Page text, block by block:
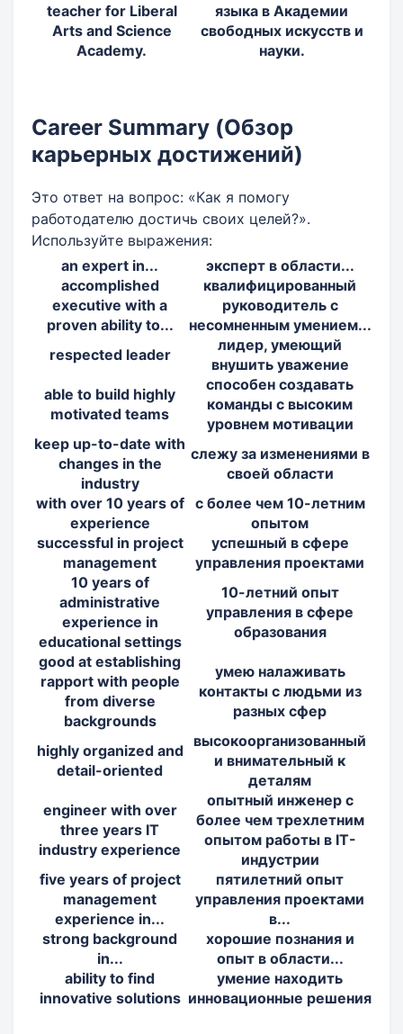
teacher for Liberal
Arts and Science
Academy.
языка в Академии
свободных искусств и
науки.
Career Summary (Обзор
карьерных достижений)
Это ответ на вопрос: «Как я помогу
работодателю достичь своих целей?».
Используйте выражения:
an expert in...
эксперт в области...
accomplished
executive with a
proven ability to...
квалифицированный
руководитель с
несомненным умением...
respected leader
лидер, умеющий
внушить уважение
able to build highly
motivated teams
способен создавать
команды с высоким
уровнем мотивации
keep up-to-date with
changes in the
industry
слежу за изменениями в
своей области
with over 10 years of
experience
с более чем 10-летним
опытом
successful in project
management
успешный в сфере
управления проектами
10 years of
administrative
experience in
educational settings
10-летний опыт
управления в сфере
образования
good at establishing
rapport with people
from diverse
backgrounds
умею налаживать
контакты с людьми из
разных сфер
highly organized and
detail-oriented
высокоорганизованный
и внимательный к
деталям
engineer with over
three years IT
industry experience
опытный инженер с
более чем трехлетним
опытом работы в IT-
индустрии
five years of project
management
experience in...
пятилетний опыт
управления проектами
в...
strong background
in...
хорошие познания и
опыт в области...
ability to find
innovative solutions
умение находить
инновационные решения